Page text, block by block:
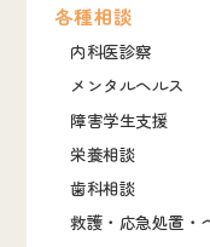
各種相談
内科医診察
メンタルヘルス
障害学生支援
栄養相談
歯科相談
救護・応急処置・